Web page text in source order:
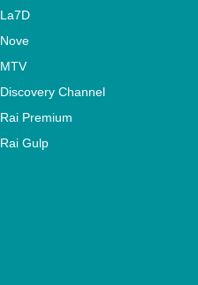
La7D
Nove
MTV
Discovery Channel
Rai Premium
Rai Gulp